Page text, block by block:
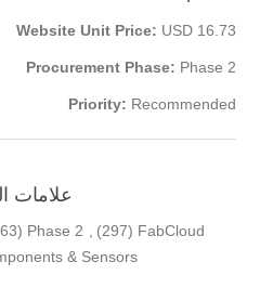
Website Unit Price: USD 16.73
Procurement Phase: Phase 2
Priority: Recommended
علامات
FabCloud
(297)
Phase 2
(63)
& Sensors